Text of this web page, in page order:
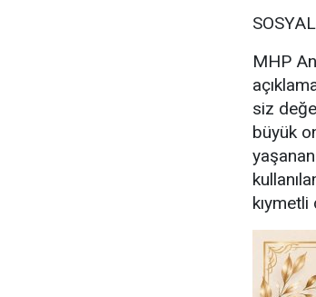
MHP
siz
büyük